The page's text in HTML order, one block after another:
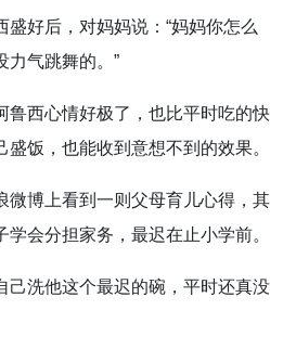
盛好后，对妈妈说：“妈妈你怎么
力气跳舞的。”
鲁西心情好极了，也比平时吃的快
饭，也能收到意想不到的效果。
微博上看到一则父母育儿心得，其
会分担家务，最迟在止小学前。
己洗他这个最迟的碗，平时还真没